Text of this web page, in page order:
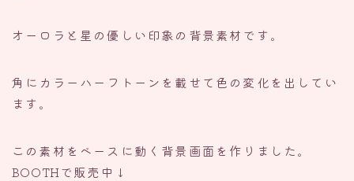
オーロラと星の優しい印象の背景素材です。
角にカラーハーフトーンを載せて色の変化を出してい
ます。
この素材をベースに動く背景画面を作りました。
BOOTHで販売中↓